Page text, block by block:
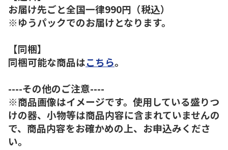
お届け先ごと全国一律990円（税込）
※ゆうパックでのお届けとなります。
【同梱】
同梱可能な商品はこちら。
----その他のご注意----
※商品画像はイメージです。使用している盛りつ
けの器、小物等は商品内容に含まれていませんの
で、商品内容をお確かめの上、お申込みくださ
い。